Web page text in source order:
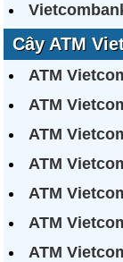
Cây ATM
ATM
ATM
ATM
ATM
ATM
ATM
ATM